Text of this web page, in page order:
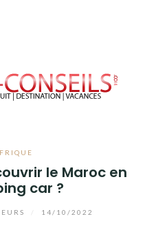
le Maroc en
car ?
14/10/2022